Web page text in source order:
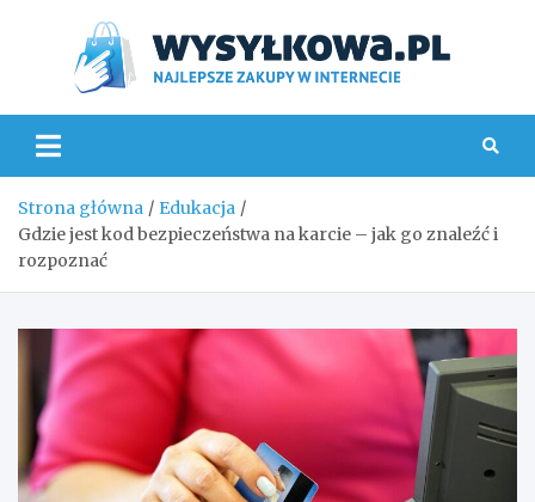
Strona główna
Edukacja
Gdzie jest kod bezpieczeństwa na karcie – jak go znaleźć i
rozpoznać